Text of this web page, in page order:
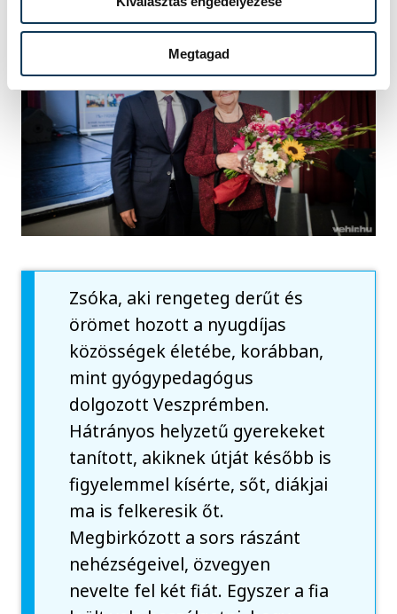
Megtagad
Zsóka, aki rengeteg derűt és
örömet hozott a nyugdíjas
közösségek életébe, korábban,
mint gyógypedagógus
dolgozott Veszprémben.
Hátrányos helyzetű gyerekeket
tanított, akiknek útját később is
figyelemmel kísérte, sőt, diákjai
ma is felkeresik őt.
Megbirkózott a sors rászánt
nehézségeivel, özvegyen
nevelte fel két fiát. Egyszer a fia